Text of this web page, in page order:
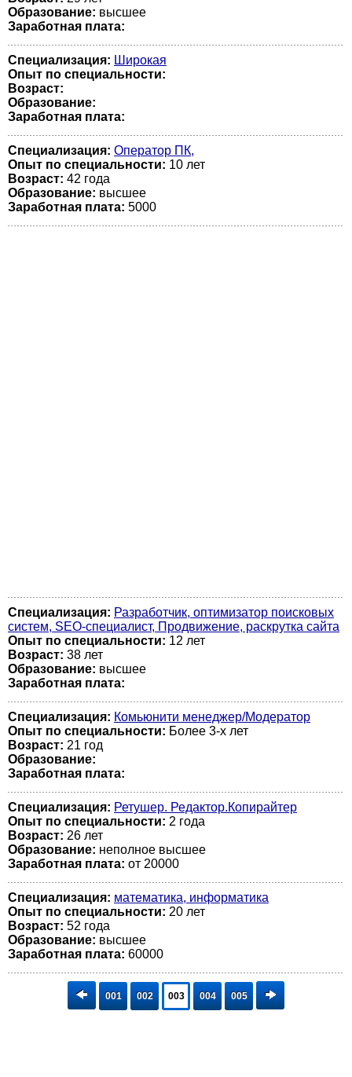
Образование: высшее
Заработная плата:
Специализация: Широкая
Опыт по специальности:
Возраст:
Образование:
Заработная плата:
Специализация: Оператор ПК,
Опыт по специальности: 10 лет
Возраст: 42 годa
Образование: высшее
Заработная плата: 5000
Специализация: Разработчик, оптимизатор поисковых
систем, SEO-специалист, Продвижение, раскрутка сайта
Опыт по специальности: 12 лет
Возраст: 38 лет
Образование: высшее
Заработная плата:
Специализация: Комьюнити менеджер/Модератор
Опыт по специальности: Более 3-х лет
Возраст: 21 год
Образование:
Заработная плата:
Специализация: Ретушер. Редактор.Копирайтер
Опыт по специальности: 2 года
Возраст: 26 лет
Образование: неполное высшее
Заработная плата: от 20000
Специализация: математика, информатика
Опыт по специальности: 20 лет
Возраст: 52 годa
Образование: высшее
Заработная плата: 60000
001 002 003 004 005